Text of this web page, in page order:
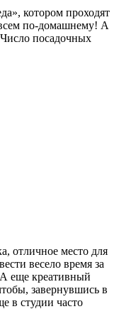
котором проходят
по-домашнему! А
посадочных
отличное место для
весело время за
еще креативный
завернувшись в
в студии часто